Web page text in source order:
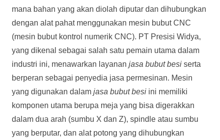
mana bahan yang akan diolah diputar dan dihubungkan
dengan alat pahat menggunakan mesin bubut CNC
(mesin bubut kontrol numerik CNC). PT Presisi Widya,
yang dikenal sebagai salah satu pemain utama dalam
industri ini, menawarkan layanan jasa bubut besi serta
berperan sebagai penyedia jasa permesinan. Mesin
yang digunakan dalam jasa bubut besi ini memiliki
komponen utama berupa meja yang bisa digerakkan
dalam dua arah (sumbu X dan Z), spindle atau sumbu
yang berputar, dan alat potong yang dihubungkan